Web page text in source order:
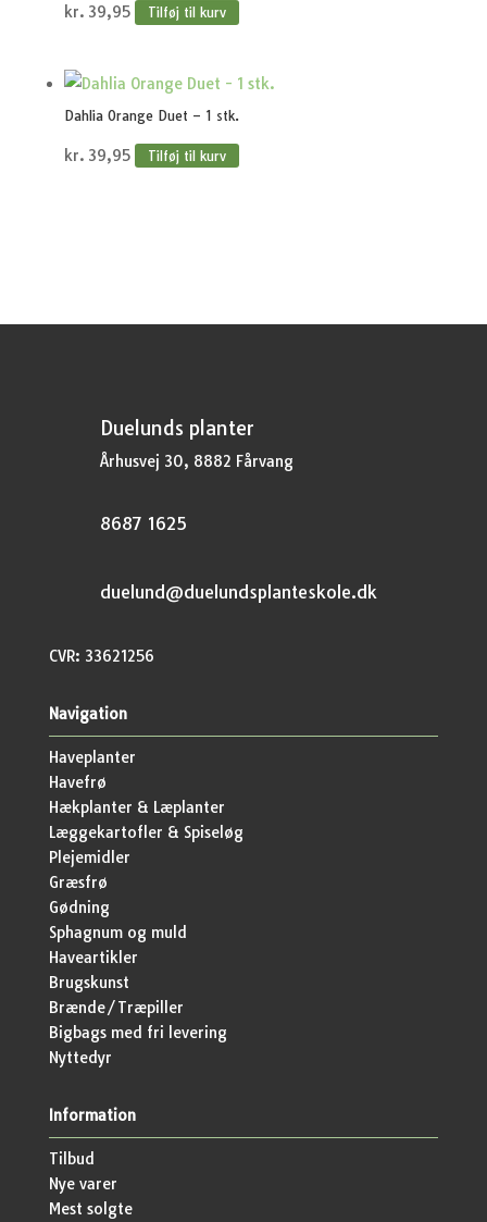
kr. 39,95 Tilføj til kurv
Dahlia Orange Duet – 1 stk.
kr. 39,95 Tilføj til kurv
Duelunds planter
Århusvej 30, 8882 Fårvang
8687 1625
duelund@duelundsplanteskole.dk
CVR: 33621256
Navigation
Haveplanter
Havefrø
Hækplanter & Læplanter
Læggekartofler & Spiseløg
Plejemidler
Græsfrø
Gødning
Sphagnum og muld
Haveartikler
Brugskunst
Brænde/Træpiller
Bigbags med fri levering
Nyttedyr
Information
Tilbud
Nye varer
Mest solgte